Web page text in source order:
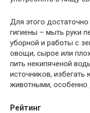
Для этого
гигиены – мыть руки
уборной и работы с
овощи, сырое или
пить некипяченой
источников,
животными, особенно
Рейтинг